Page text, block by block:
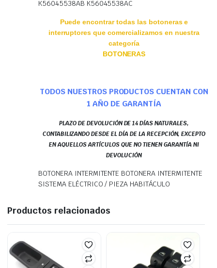
K56045538AB K56045538AC
Puede encontrar todas las botoneras e
interruptores que comercializamos en nuestra
categoría
BOTONERAS
TODOS NUESTROS PRODUCTOS CUENTAN CON
1 AÑO DE GARANTÍA
PLAZO DE DEVOLUCIÓN DE 14 DÍAS NATURALES,
CONTABILIZANDO DESDE EL DÍA DE LA RECEPCIÓN, EXCEPTO
EN AQUELLOS ARTÍCULOS QUE NO TIENEN GARANTÍA NI
DEVOLUCIÓN
BOTONERA INTERMITENTE BOTONERA INTERMITENTE
SISTEMA ELÉCTRICO / PIEZA HABITÁCULO
Productos relacionados